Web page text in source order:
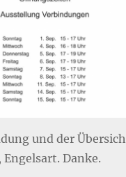
und der
Engelsart. Danke.